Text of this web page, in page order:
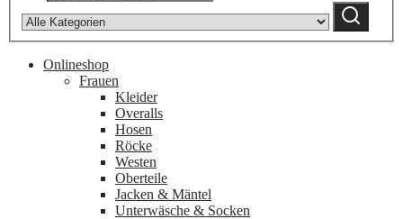
category:
Suchen
Onlineshop
Frauen
Kleider
Overalls
Hosen
Röcke
Westen
Oberteile
Jacken & Mäntel
Unterwäsche & Socken